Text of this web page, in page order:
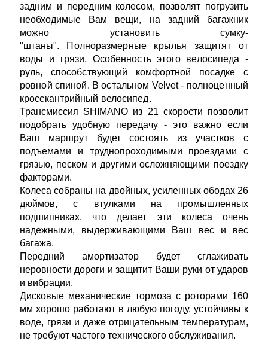
задним и передним колесом, позволят погрузить
необходимые Вам вещи, на задний багажник
можно установить сумку-
"штаны". Полноразмерные крылья защитят от
воды и грязи. Особенность этого велосипеда -
руль, способствующий комфортной посадке с
ровной спиной. В остальном Velvet - полноценный
кросскантрийный велосипед.
Трансмиссия SHIMANO из 21 скорости позволит
подобрать удобную передачу - это важно если
Ваш маршрут будет состоять из участков с
подъемами и труднопроходимыми проездами c
грязью, песком и другими осложняющими поездку
факторами.
Колеса собраны на двойных, усиленных ободах 26
дюймов, с втулками на промышленных
подшипниках, что делает эти колеса очень
надежными, выдерживающими Ваш вес и вес
багажа.
Передний амортизатор будет сглаживать
неровности дороги и защитит Ваши руки от ударов
и вибрации.
Дисковые механические тормоза с роторами 160
мм хорошо работают в любую погоду, устойчивы к
воде, грязи и даже отрицательным температурам,
не требуют частого технического обслуживания.